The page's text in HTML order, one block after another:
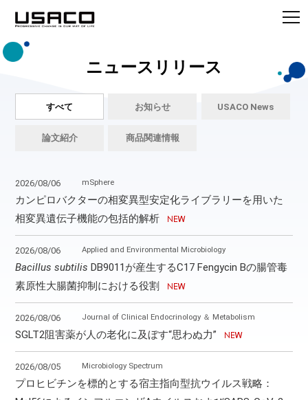
ニュースリリース
すべて お知らせ USACO News
論文紹介 商品関連情報
2026/08/06 mSphere
カンピロバクターの相変異型安定化ライブラリーを用いた
相変異遺伝子機能の包括的解析
2026/08/06 Applied and Environmental Microbiology
Bacillus subtilis DB9011が産生するC17 Fengycin Bの腸管毒
素原性大腸菌抑制における役割
2026/08/06 Journal of Clinical Endocrinology ＆ Metabolism
SGLT2阻害薬が人の老化に及ぼす“思わぬ力”
2026/08/05 Microbiology Spectrum
プロヒビチンを標的とする宿主指向型抗ウイルス戦略：